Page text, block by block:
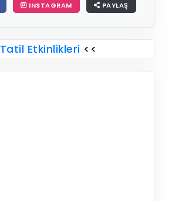
INSTAGRAM PAYLAŞ
Tatil Etkinlikleri <<